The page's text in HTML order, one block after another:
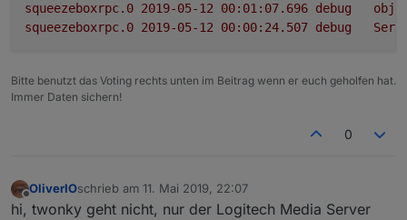
squeezeboxrpc.0
debug
squeezeboxrpc.0
debug
Bitte benutzt das Voting rechts unten im Beitrag wenn er euch geholfen hat.
Immer Daten sichern!
0
Offline
OliverIOschrieb am 11. Mai 2019, 22:07
zuletzt editiert von
hi, twonky geht nicht, nur der Logitech Media Server